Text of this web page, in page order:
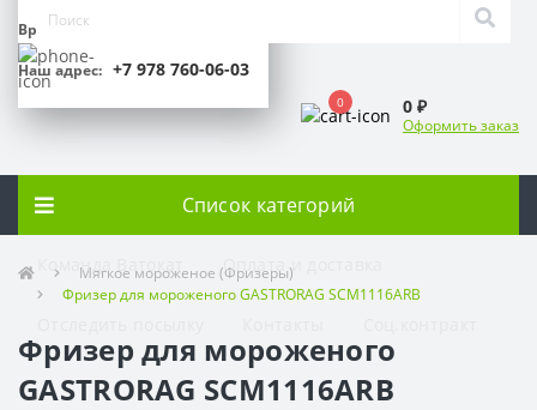
Время работы:
Наш адрес: +7 978 760-06-03
0 0 ₽
Оформить заказ
Список категорий
Команда Ватокат Оплата и доставка
Мягкое мороженое (Фризеры)
Фризер для мороженого GASTRORAG SCM1116ARB
Фризер для мороженого
GASTRORAG SCM1116ARB